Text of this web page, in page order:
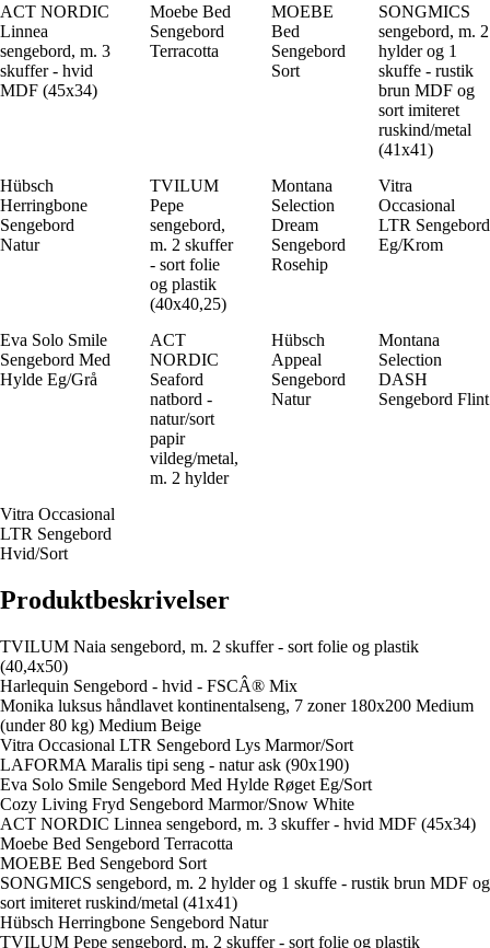
ACT NORDIC
Linnea
sengebord, m. 3
skuffer - hvid
MDF (45x34)
Moebe Bed
Sengebord
Terracotta
MOEBE
Bed
Sengebord
Sort
SONGMICS
sengebord, m. 2
hylder og 1
skuffe - rustik
brun MDF og
sort imiteret
ruskind/metal
(41x41)
Hübsch
Herringbone
Sengebord
Natur
TVILUM
Pepe
sengebord,
m. 2 skuffer
- sort folie
og plastik
(40x40,25)
Montana
Selection
Dream
Sengebord
Rosehip
Vitra
Occasional
LTR Sengebord
Eg/Krom
Eva Solo Smile
Sengebord Med
Hylde Eg/Grå
ACT
NORDIC
Seaford
natbord -
natur/sort
papir
vildeg/metal,
m. 2 hylder
Hübsch
Appeal
Sengebord
Natur
Montana
Selection
DASH
Sengebord Flint
Vitra Occasional
LTR Sengebord
Hvid/Sort
Produktbeskrivelser
TVILUM Naia sengebord, m. 2 skuffer - sort folie og plastik
(40,4x50)
Harlequin Sengebord - hvid - FSCÂ® Mix
Monika luksus håndlavet kontinentalseng, 7 zoner 180x200 Medium
(under 80 kg) Medium Beige
Vitra Occasional LTR Sengebord Lys Marmor/Sort
LAFORMA Maralis tipi seng - natur ask (90x190)
Eva Solo Smile Sengebord Med Hylde Røget Eg/Sort
Cozy Living Fryd Sengebord Marmor/Snow White
ACT NORDIC Linnea sengebord, m. 3 skuffer - hvid MDF (45x34)
Moebe Bed Sengebord Terracotta
MOEBE Bed Sengebord Sort
SONGMICS sengebord, m. 2 hylder og 1 skuffe - rustik brun MDF og
sort imiteret ruskind/metal (41x41)
Hübsch Herringbone Sengebord Natur
TVILUM Pepe sengebord, m. 2 skuffer - sort folie og plastik